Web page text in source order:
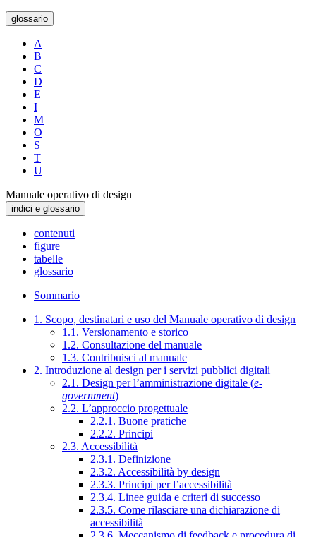
glossario
A
B
C
D
E
I
M
O
S
T
U
Manuale operativo di design
indici e glossario
contenuti
figure
tabelle
glossario
Sommario
1. Scopo, destinatari e uso del Manuale operativo di design
1.1. Versionamento e storico
1.2. Consultazione del manuale
1.3. Contribuisci al manuale
2. Introduzione al design per i servizi pubblici digitali
2.1. Design per l’amministrazione digitale (e-
government)
2.2. L’approccio progettuale
2.2.1. Buone pratiche
2.2.2. Principi
2.3. Accessibilità
2.3.1. Definizione
2.3.2. Accessibilità by design
2.3.3. Principi per l’accessibilità
2.3.4. Linee guida e criteri di successo
2.3.5. Come rilasciare una dichiarazione di
accessibilità